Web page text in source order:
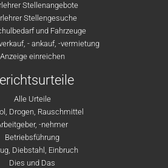
Stellenangebote
Stellengesuche
und Fahrzeuge
- ankauf, -vermietung
Anzeige einreichen
Alle Urteile
Drogen, Rauschmittel
-nehmer
Betriebsführung
Diebstahl, Einbruch
Dies und Das